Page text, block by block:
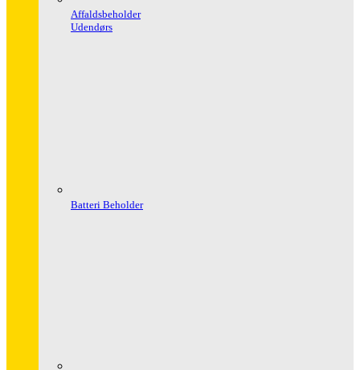
Affaldsbeholder
Udendørs
Batteri Beholder